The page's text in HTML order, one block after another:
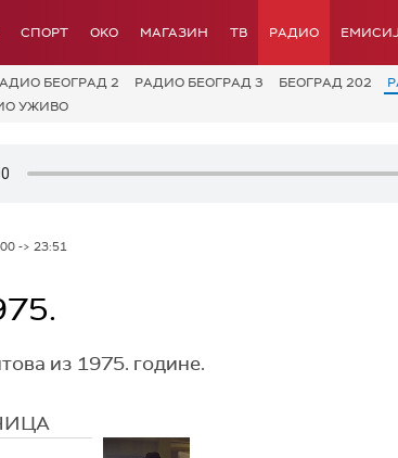
СПОРТ OKO МАГАЗИН ТВ РАДИО
БЕОГРАД 2 РАДИО БЕОГРАД 3 БЕОГРАД 202
УЖИВО
-> 23:51
из 1975. године.